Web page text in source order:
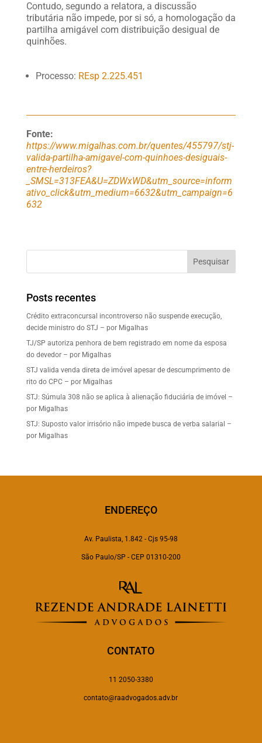
Contudo, segundo a relatora, a discussão
tributária não impede, por si só, a homologação da
partilha amigável com distribuição desigual de
quinhões.
Processo: REsp 2.225.451
Fonte:
https://www.migalhas.com.br/quentes/455797/stj-
valida-partilha-amigavel-com-quinhoes-desiguais-
entre-herdeiros?
_SMSL=313FEA&U=ZDWxWD&utm_source=inform
ativo_click&utm_medium=6632&utm_campaign=6
632
Pesquisar
Posts recentes
Crédito extraconcursal incontroverso não suspende execução,
decide ministro do STJ – por Migalhas
TJ/SP autoriza penhora de bem registrado em nome da esposa
do devedor – por Migalhas
STJ valida venda direta de imóvel apesar de descumprimento de
rito do CPC – por Migalhas
STJ: Súmula 308 não se aplica à alienação fiduciária de imóvel –
por Migalhas
STJ: Suposto valor irrisório não impede busca de verba salarial –
por Migalhas
ENDEREÇO
Av. Paulista, 1.842 - Cjs 95-98
São Paulo/SP - CEP 01310-200
CONTATO
11 2050-3380
contato@raadvogados.adv.br